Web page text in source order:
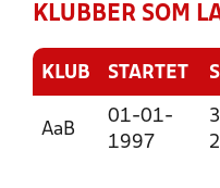
KLUBBER SOM
KLUB STARTET
AaB
01-01-
1997